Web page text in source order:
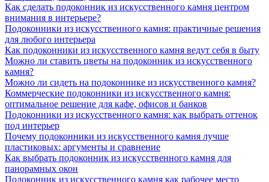
Как сделать подоконник из искусственного камня центром
внимания в интерьере?
Подоконники из искусственного камня: практичные решения
для любого интерьера
Как подоконники из искусственного камня ведут себя в быту
Можно ли ставить цветы на подоконник из искусственного
камня?
Можно ли сидеть на подоконнике из искусственного камня?
Коммерческие подоконники из искусственного камня:
оптимальное решение для кафе, офисов и банков
Подоконники из искусственного камня: как выбрать оттенок
под интерьер
Почему подоконники из искусственного камня лучше
пластиковых: аргументы и сравнение
Как выбрать подоконник из искусственного камня для
панорамных окон
Подоконник из искусственного камня как рабочее место